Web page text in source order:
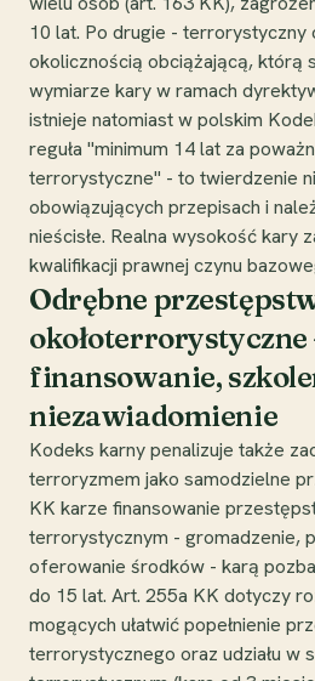
10 lat. Po drugie - terrorystyczny
okolicznością obciążającą, którą
wymiarze kary w ramach
istnieje natomiast w polskim
reguła "minimum 14 lat za
terrorystyczne" - to twierdzenie
obowiązujących przepisach i
nieścisłe. Realna wysokość kary
kwalifikacji prawnej czynu
Odrębne
okołoterrorystyczne
finansowanie,
niezawiadomienie
Kodeks karny penalizuje także
terroryzmem jako samodzielne
KK karze finansowanie
terrorystycznym - gromadzenie,
oferowanie środków - karą
do 15 lat. Art. 255a KK dotyczy
mogących ułatwić popełnienie
terrorystycznego oraz udziału w